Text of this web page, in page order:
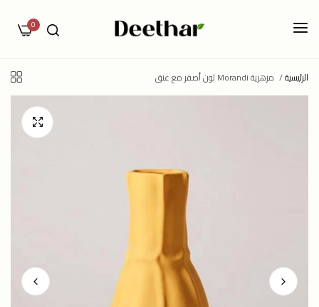
0
الرئيسية/ مزهرية Morandi لون أصفر مع عنق